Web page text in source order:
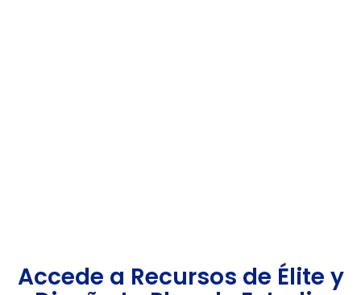
Accede a Recursos de Élite y